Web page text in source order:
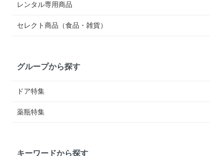
レンタル専用商品
セレクト商品（食品・雑貨）
グループから探す
ドア特集
薬瓶特集
キーワードから探す